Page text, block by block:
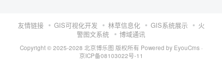
友情链接 GIS可视化开发 林草信息化 GIS系统展示
火
警图文系统
博域通讯
Copyright © 2025-2028 北京博乐图 版权所有 Powered by EyouCms·
京ICP备08103022号-11